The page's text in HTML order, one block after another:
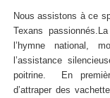
Nous assistons à ce
Texans
l’hymne national,
l’assistance
poitrine. En
d’attraper des